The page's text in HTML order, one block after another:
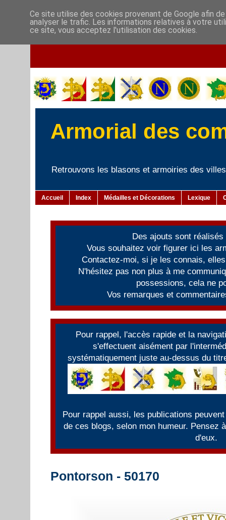
Armorial des
Retrouvons les blasons et armoiries des
Accueil Index Médailles et Décorations Lexique
Des ajouts sont
Vous souhaitez voir figurer ici les
Contactez-moi, si je les connais,
N'hésitez pas non plus à me
possessions, cela ne
Vos remarques et
Pour rappel, l'accès rapide et la
s'effectuent aisément par
systématiquement juste au-dessus du
Pour rappel aussi, les publications
de ces blogs, selon mon humeur. Pensez
d'eux.
Pontorson - 50170
Ce site utilise des cookies provenant de Google afin
analyser le trafic. Les informations relatives à votre
ce site, vous acceptez l'utilisation des cookies.